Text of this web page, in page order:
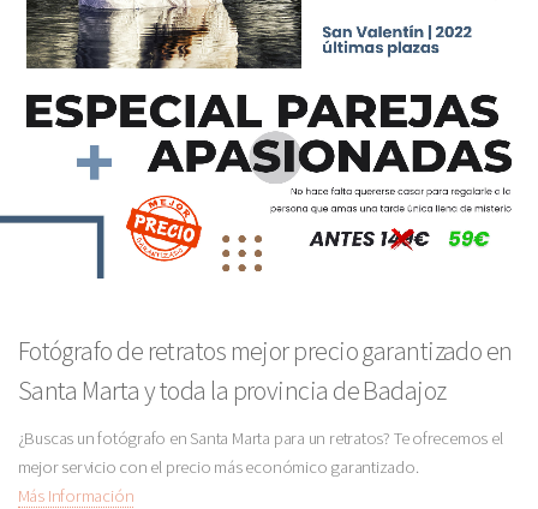
Fotógrafo de retratos mejor precio garantizado en
Santa Marta y toda la provincia de Badajoz
¿Buscas un fotógrafo en Santa Marta para un retratos? Te ofrecemos el
mejor servicio con el precio más económico garantizado.
Más Información